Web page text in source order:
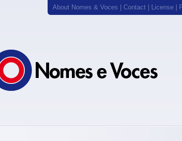
About Nomes & Voces Contact License